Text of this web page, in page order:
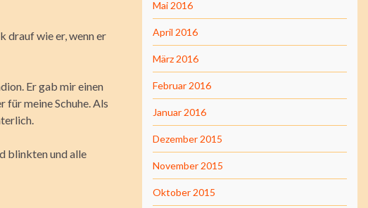
drauf wie er, wenn er
Er gab mir einen
für meine Schuhe. Als
blinkten und alle
Mai 2016
April 2016
März 2016
Februar 2016
Januar 2016
Dezember 2015
November 2015
Oktober 2015